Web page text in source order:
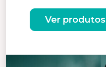
Ver produtos